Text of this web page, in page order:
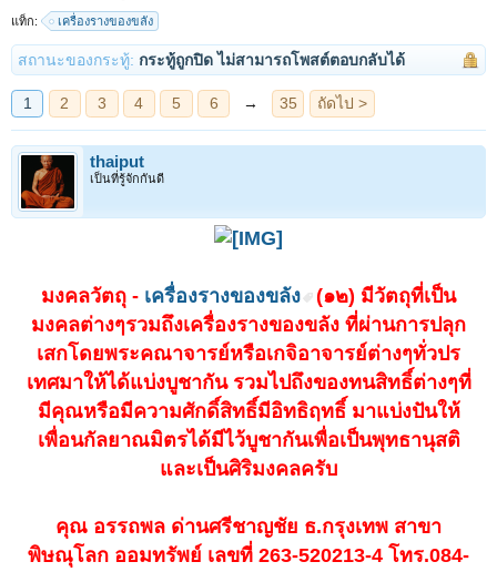
แท็ก: เครื่องรางของขลัง
สถานะของกระทู้: กระทู้ถูกปิด ไม่สามารถโพสต์ตอบกลับได้
thaiput
เป็นที่รู้จักกันดี
มงคลวัตถุ - เครื่องรางของขลัง
(๑๒) มีวัตถุที่เป็น
มงคลต่างๆรวมถึงเครื่องรางของขลัง ที่ผ่านการปลุก
เสกโดยพระคณาจารย์หรือเกจิอาจารย์ต่างๆทั่วปร
เทศมาให้ได้แบ่งบูชากัน รวมไปถึงของทนสิทธิ์ต่างๆที่
มีคุณหรือมีความศักดิ์สิทธิ์มีอิทธิฤทธิ์ มาแบ่งปันให้
เพื่อนกัลยาณมิตรได้มีไว้บูชากันเพื่อเป็นพุทธานุสติ
และเป็นศิริมงคลครับ
คุณ อรรถพล ด่านศรีชาญชัย ธ.กรุงเทพ สาขา
พิษณุโลก ออมทรัพย์ เลขที่ 263-520213-4 โทร.084-